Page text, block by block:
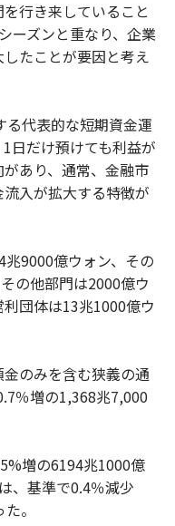
行き来していること
ーズンと重なり、企業
たことが要因と考え
る代表的な短期資金運
日だけ預けても利益が
あり、通常、金融市
入が拡大する特徴が
9000億ウォン、その
の他部門は2000億ウ
団体は13兆1000億ウ
のみを含む狭義の通
％増の1,368兆7,000
増の6194兆1000億
、基準で0.4％減少
。